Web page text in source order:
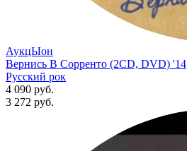
АукцЫон
Вернись В Сорренто (2CD, DVD) '14
Русский рок
4 090 руб.
3 272 руб.